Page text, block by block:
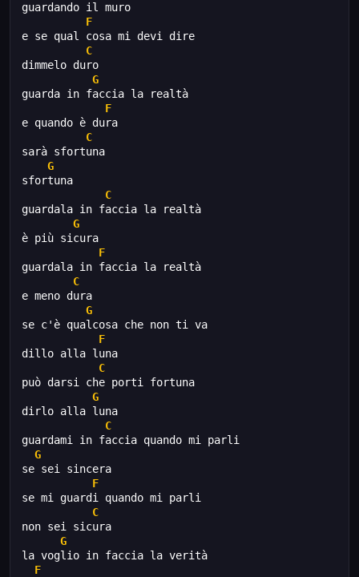
guardando il muro
F
e se qual cosa mi devi dire
C
dimmelo duro
G
guarda in faccia la realtà
F
e quando è dura
C
sarà sfortuna
G
sfortuna
C
guardala in faccia la realtà
G
è più sicura
F
guardala in faccia la realtà
C
e meno dura
G
se c'è qualcosa che non ti va
F
dillo alla luna
C
può darsi che porti fortuna
G
dirlo alla luna
C
guardami in faccia quando mi parli
G
se sei sincera
F
se mi guardi quando mi parli
C
non sei sicura
G
la voglio in faccia la verità
F